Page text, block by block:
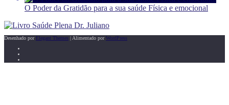
O Poder da Gratidão para a sua saúde Física e emocional
Desenhado por Elegant Themes | Alimentado porWordPress